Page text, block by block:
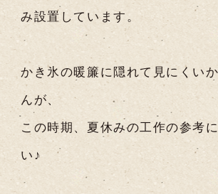
み設置しています。
かき氷の暖簾に隠れて見にくい
んが、
この時期、夏休みの工作の参考
い♪